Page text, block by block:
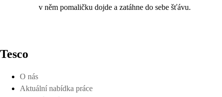
v něm pomaličku dojde a zatáhne do sebe šťávu.
Tesco
O nás
Aktuální nabídka práce